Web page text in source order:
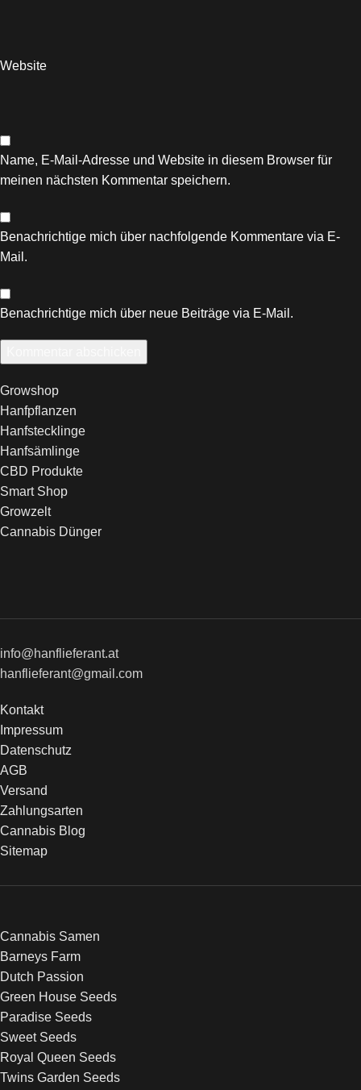
Website
Name, E-Mail-Adresse und Website in diesem Browser für
meinen nächsten Kommentar speichern.
Benachrichtige mich über nachfolgende Kommentare via E-
Mail.
Benachrichtige mich über neue Beiträge via E-Mail.
Growshop
Hanfpflanzen
Hanfstecklinge
Hanfsämlinge
CBD Produkte
Smart Shop
Growzelt
Cannabis Dünger
info@hanflieferant.at
hanflieferant@gmail.com
Kontakt
Impressum
Datenschutz
AGB
Versand
Zahlungsarten
Cannabis Blog
Sitemap
Cannabis Samen
Barneys Farm
Dutch Passion
Green House Seeds
Paradise Seeds
Sweet Seeds
Royal Queen Seeds
Twins Garden Seeds